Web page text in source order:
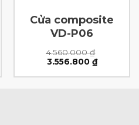
Cửa composite
VD-P06
4.560.000₫
Giá
là:
3.556.800 ₫Giá
tại